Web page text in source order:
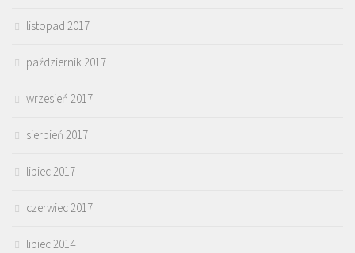
listopad 2017
październik 2017
wrzesień 2017
sierpień 2017
lipiec 2017
czerwiec 2017
lipiec 2014